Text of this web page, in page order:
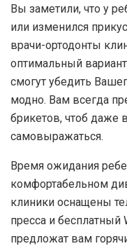
Вы заметили, что у
или изменился
врачи-ортодонты
оптимальный
смогут убедить
модно. Вам всегда
брикетов, чтоб даже
самовыражаться.
Время ожидания
комфортабельном
клиники оснащены
пресса и бесплатный
предложат вам